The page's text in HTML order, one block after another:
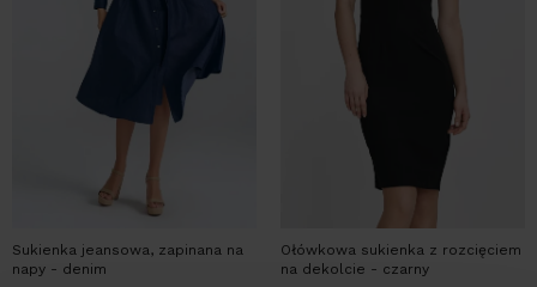
Sukienka jeansowa, zapinana na
napy - denim
Ołówkowa sukienka z rozcięciem
na dekolcie - czarny